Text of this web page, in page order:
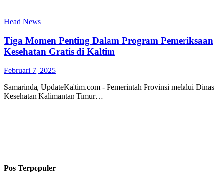
Head News
Tiga Momen Penting Dalam Program Pemeriksaan
Kesehatan Gratis di Kaltim
Februari 7, 2025
Samarinda, UpdateKaltim.com - Pemerintah Provinsi melalui Dinas
Kesehatan Kalimantan Timur…
Pos Terpopuler